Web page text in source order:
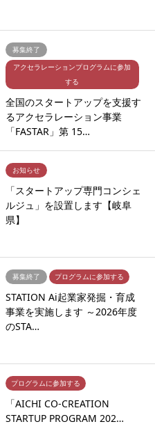
募集終了
アクセラレーションプログラムに参加
する
全国のスタートアップを支援す
るアクセラレーション事業
「FASTAR」第 15…
お知らせ
「スタートアップ専門コンシェ
ルジュ」を設置します【岐阜
県】
募集終了 プログラムに参加する
STATION Ai起業家発掘・育成
事業を実施します ～2026年度
のSTA…
プログラムに参加する
「AICHI CO-CREATION
STARTUP PROGRAM 202…